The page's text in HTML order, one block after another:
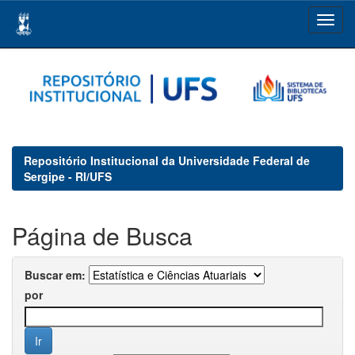
navigation
Repositório Institucional da Universidade Federal de
Sergipe - RI/UFS
Página de Busca
Buscar em:
por